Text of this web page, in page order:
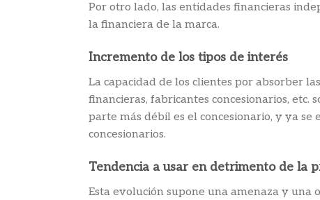
Por otro lado, las entidades financieras
la financiera de la marca.
Incremento de los tipos de interés
La capacidad de los clientes por absorber
financieras, fabricantes concesionarios, etc.
parte más débil es el concesionario, y ya se
concesionarios.
Tendencia a usar en detrimento de la
Esta evolución supone una amenaza y una